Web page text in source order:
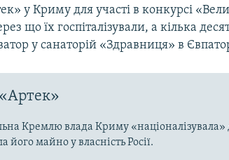
у Криму для участі в конкурсі
що їх госпіталізували, а кілька
у санаторій «Здравниця» в
Кремлю влада Криму
його майно у власність Росії.